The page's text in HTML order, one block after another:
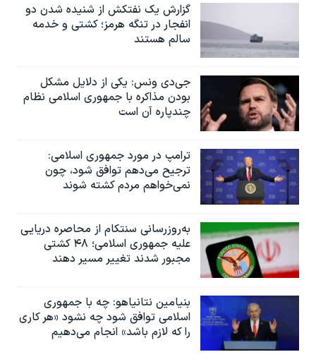
گزارش یک نفتکش از شنیده شدن دو
انفجار در تنگه هرمز؛ کشتی و خدمه
سالم هستند
جی‌دی ونس: یکی از دلایل مشکل
بودن مذاکره با جمهوری اسلامی نظام
چندپاره آن است
ترامپ در مورد جمهوری اسلامی:
ترجیح می‌دهم توافق شود، چون
نمی‌خواهم مردم کشته شوند
به‌روزرسانی سنتکام از محاصره دریایی
علیه جمهوری اسلامی؛ ۴۸ کشتی
مجبور شدند تغییر مسیر دهند
بنیامین نتانیاهو: چه با جمهوری
اسلامی توافق شود چه نشود «هر کاری
را که لازم باشد» انجام می‌دهیم